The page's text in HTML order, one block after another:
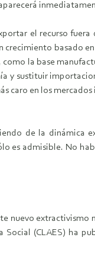
el recurso
crecimiento basado
la base
y sustituir
caro en los
de la dinámica
es admisible. No
nuevo
(CLAES) ha